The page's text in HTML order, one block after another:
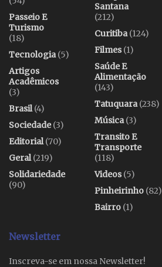
Passeio E
Turismo
(18)
Tecnologia(5)
Artigos
Acadêmicos
(3)
Brasil(4)
Sociedade(3)
Editorial(70)
Geral(219)
Solidariedade
(90)
Santana
(212)
Curitiba(124)
Filmes(1)
Saúde E
Alimentação
(143)
Tatuquara(238)
Música(3)
Transito E
Transporte
(118)
Videos(5)
Pinheirinho (82)
Bairro (1)
Newsletter
Inscreva-se em nossa Newsletter!